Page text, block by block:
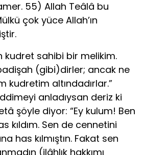
55) Allah Teâlâ bu
çok yüce Allah’ın
kudret sahibi bir melikim.
(gibi)dirler; ancak ne
kudretim altındadırlar.”
anladıysan deriz ki
şöyle diyor: “Ey kulum! Ben
kıldım. Sen de cennetini
has kılmıştın. Fakat sen
(ilâhlık hakkımı